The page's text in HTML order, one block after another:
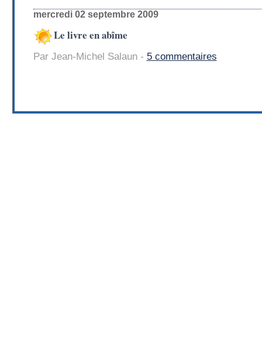
mercredi 02 septembre 2009
Le livre en abîme
Par Jean-Michel Salaun - 5 commentaires